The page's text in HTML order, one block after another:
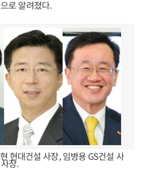
로 알려졌다.
현대건설 사장, 임병용 GS건설 사
장.